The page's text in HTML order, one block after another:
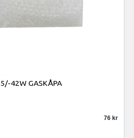
42W GASKÅPA
76